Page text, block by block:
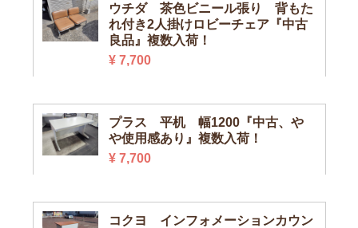
ウチダ 茶色ビニール張り 背もた
れ付き2人掛けロビーチェア『中古
良品』複数入荷！
¥ 7,700
プラス 平机 幅1200『中古、や
や使用感あり』複数入荷！
¥ 7,700
コクヨ インフォメーションカウン